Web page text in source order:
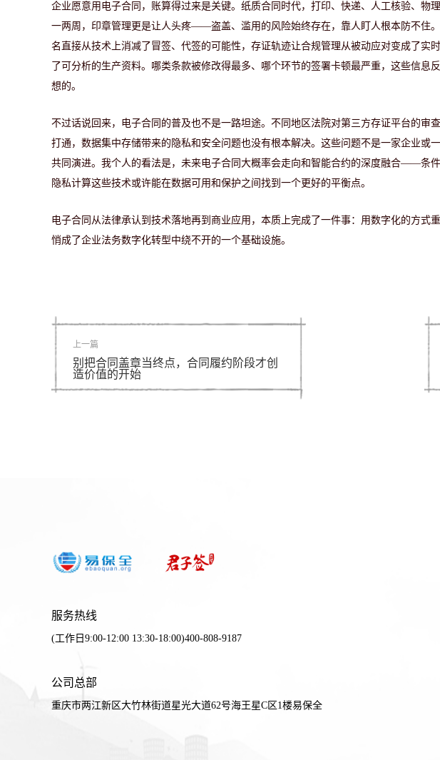
企业愿意用电子合同，账算得过来是关键。纸质合同时代，打印、快递、人工核验、物
一两周，印章管理更是让人头疼——盗盖、滥用的风险始终存在，靠人盯人根本防不住
名直接从技术上消减了冒签、代签的可能性，存证轨迹让合规管理从被动应对变成了实
了可分析的生产资料。哪类条款被修改得最多、哪个环节的签署卡顿最严重，这些信息
想的。
不过话说回来，电子合同的普及也不是一路坦途。不同地区法院对第三方存证平台的审
打通，数据集中存储带来的隐私和安全问题也没有根本解决。这些问题不是一家企业或
共同演进。我个人的看法是，未来电子合同大概率会走向和智能合约的深度融合——条
隐私计算这些技术或许能在数据可用和保护之间找到一个更好的平衡点。
电子合同从法律承认到技术落地再到商业应用，本质上完成了一件事：用数字化的方式
悄成了企业法务数字化转型中绕不开的一个基础设施。
上一篇
别把合同盖章当终点，合同履约阶段才创
造价值的开始
服务热线
(工作日9:00-12:00 13:30-18:00)400-808-9187
公司总部
重庆市两江新区大竹林街道星光大道62号海王星C区1楼易保全